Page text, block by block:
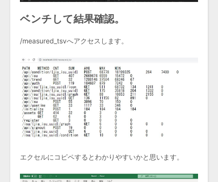
ベンチして結果確認。
/measured_tsvへアクセスします。
エクセルにコピペするとわかりやすいかと思います。